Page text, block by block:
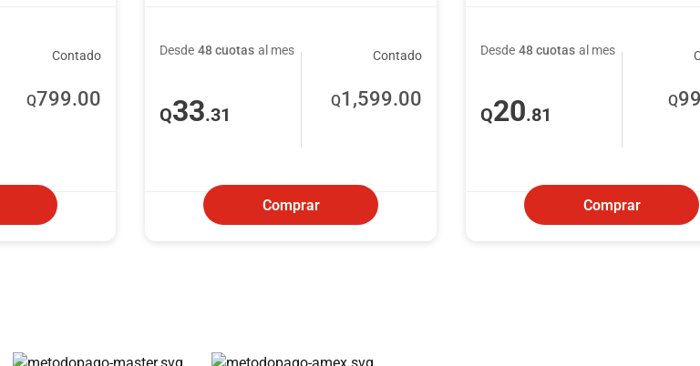
Contado
Q799.00
Desde 48 cuotas al mes
Q33.31
Contado
Q1,599.00
Comprar
Desde 48 cuotas al mes
Q20.81
Q
Comprar